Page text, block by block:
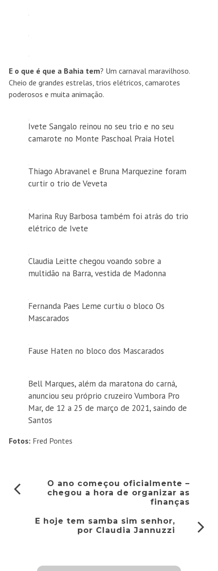
E o que é que a Bahia tem? Um carnaval maravilhoso.
Cheio de grandes estrelas, trios elétricos, camarotes
poderosos e muita animação.
Ivete Sangalo reinou no seu trio e no seu
camarote no Monte Paschoal Praia Hotel
Thiago Abravanel e Bruna Marquezine foram
curtir o trio de Veveta
Marina Ruy Barbosa também foi atrás do trio
elétrico de Ivete
Claudia Leitte chegou voando sobre a
multidão na Barra, vestida de Madonna
Fernanda Paes Leme curtiu o bloco Os
Mascarados
Fause Haten no bloco dos Mascarados
Bell Marques, além da maratona do carná,
anunciou seu próprio cruzeiro Vumbora Pro
Mar, de 12 a 25 de março de 2021, saindo de
Santos
Fotos: Fred Pontes
O ano começou oficialmente –
chegou a hora de organizar as
finanças
E hoje tem samba sim senhor,
por Claudia Jannuzzi